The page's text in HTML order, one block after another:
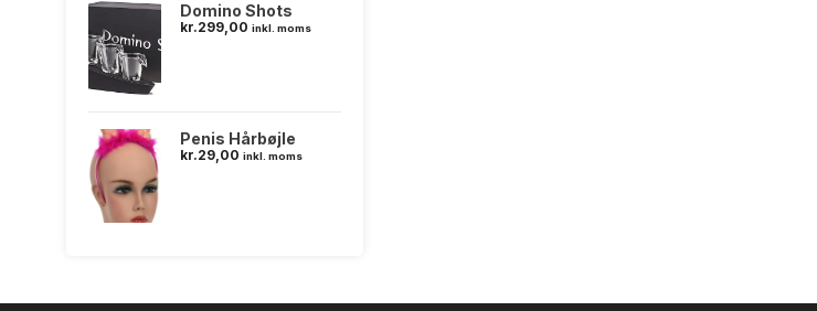
Domino Shots
kr.299,00 inkl. moms
Penis Hårbøjle
kr.29,00 inkl. moms